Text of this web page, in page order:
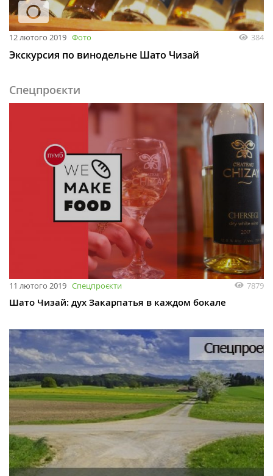
12 лютого 2019 Фото 384
Экскурсия по винодельне Шато Чизай
Спецпроєкти
11 лютого 2019 Спецпроєкти 7879
Шато Чизай: дух Закарпатья в каждом бокале